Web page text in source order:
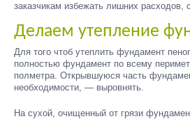
заказчикам избежать лишних
Делаем утепление
Для того чтоб утеплить фундамент
полностью фундамент по всему
полметра. Открывшуюся часть
необходимости, — выровнять.
На сухой, очищенный от грязи